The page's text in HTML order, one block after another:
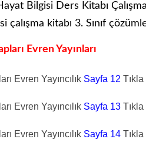
Bilgisi Ders Kitabı
kitabı 3. Sınıf
Evren Yayınları
Evren Yayıncılık Sayfa 12 Tıkla
Evren Yayıncılık Sayfa 13 Tıkla
Evren Yayıncılık Sayfa 14 Tıkla